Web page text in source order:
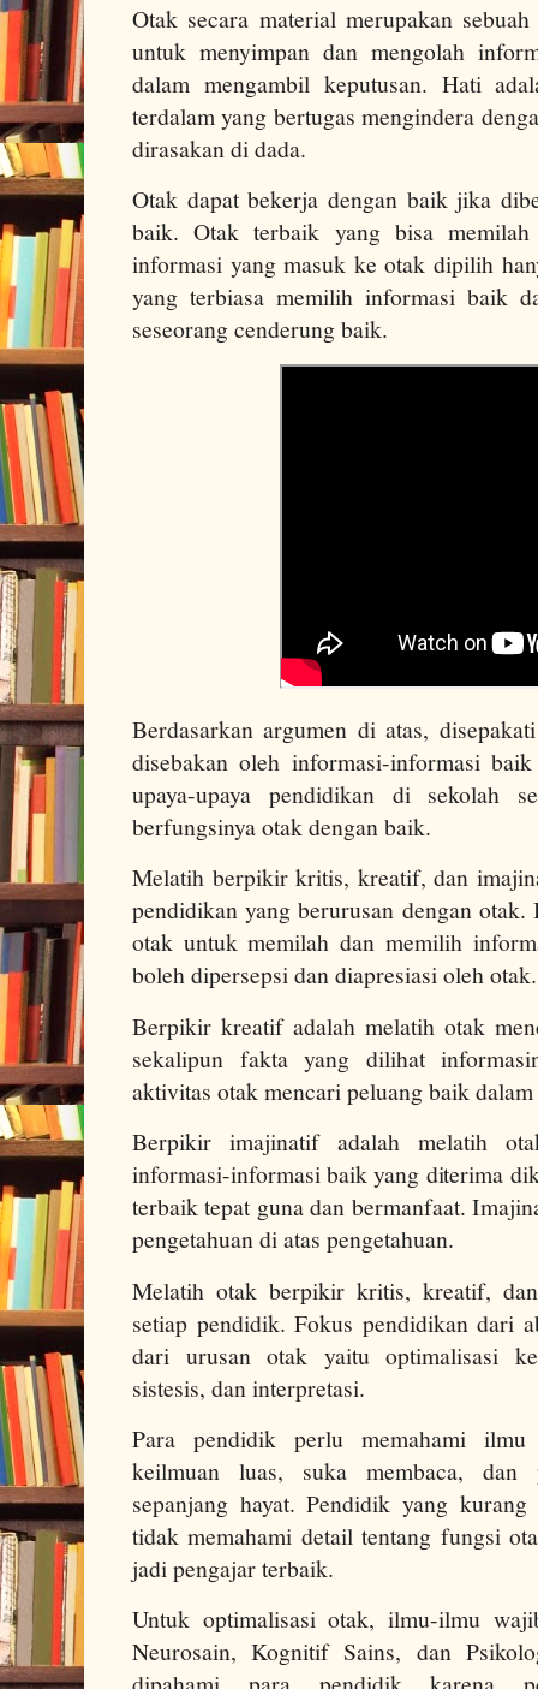
Otak secara material merupakan
untuk menyimpan dan mengolah
dalam mengambil keputusan. Hati
terdalam yang bertugas mengindera
dirasakan di dada.
Otak dapat bekerja dengan baik jika
baik. Otak terbaik yang bisa
informasi yang masuk ke otak dipilih
yang terbiasa memilih informasi baik
seseorang cenderung baik.
Berdasarkan argumen di atas,
disebakan oleh informasi-informasi
upaya-upaya pendidikan di sekolah
berfungsinya otak dengan baik.
Melatih berpikir kritis, kreatif, dan
pendidikan yang berurusan dengan
otak untuk memilah dan memilih
boleh dipersepsi dan diapresiasi oleh
Berpikir kreatif adalah melatih otak
sekalipun fakta yang dilihat
aktivitas otak mencari peluang baik
Berpikir imajinatif adalah melatih
informasi-informasi baik yang diterima
terbaik tepat guna dan bermanfaat.
pengetahuan di atas pengetahuan.
Melatih otak berpikir kritis, kreatif,
setiap pendidik. Fokus pendidikan dari
dari urusan otak yaitu optimalisasi
sistesis, dan interpretasi.
Para pendidik perlu memahami ilmu
keilmuan luas, suka membaca, dan
sepanjang hayat. Pendidik yang
tidak memahami detail tentang fungsi
jadi pengajar terbaik.
Untuk optimalisasi otak, ilmu-ilmu
Neurosain, Kognitif Sains, dan